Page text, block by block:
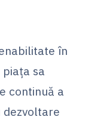
în
sa
continuă a
dezvoltare